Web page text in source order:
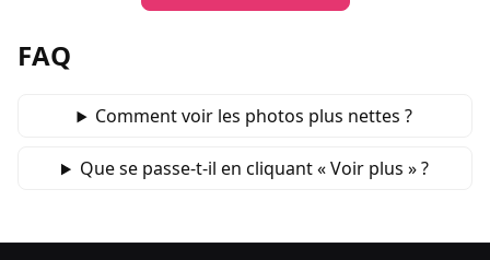
FAQ
Comment voir les photos plus nettes ?
Que se passe‑t‑il en cliquant « Voir plus » ?